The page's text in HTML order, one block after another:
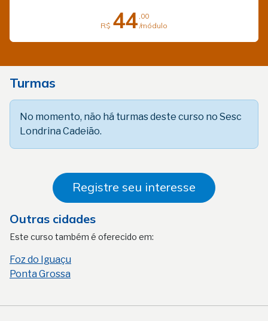
R$ 44 ,00
/módulo
Turmas
No momento, não há turmas deste curso no Sesc
Londrina Cadeião.
Registre seu interesse
Outras cidades
Este curso também é oferecido em:
Foz do Iguaçu
Ponta Grossa